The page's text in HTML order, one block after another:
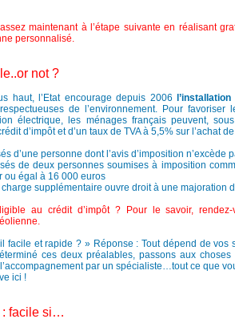
maintenant à l’étape suivante en réalisant
personnalisé.
not ?
haut, l’Etat encourage depuis 2006
de l’environnement. Pour favoriser
électrique, les ménages français peuvent,
d’impôt et d’un taux de TVA à 5,5% sur l’achat
d’une personne dont l’avis d’imposition n’excède
de deux personnes soumises à imposition
ou égal à 16 000 euros
supplémentaire ouvre droit à une majoration
au crédit d’impôt ? Pour le savoir,
facile et rapide ? » Réponse : Tout dépend de
ces deux préalables, passons aux
par un spécialiste…tout ce que
ici !
: facile si…